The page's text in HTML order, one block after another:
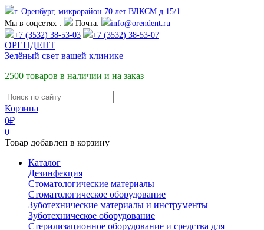
г. Оренбург, микрорайон 70 лет ВЛКСМ д.15/1
Мы в соцсетях :
Почта:
info@orendent.ru
+7 (3532) 38-53-03
+7 (3532) 38-53-07
ОРЕНДЕНТ
Зелёный свет вашей клинике
2500 товаров в наличии и на заказ
Корзина
0₽
0
Товар добавлен в корзину
Каталог
Дезинфекция
Стоматологические материалы
Стоматологическое оборудование
Зуботехнические материалы и инструменты
Зуботехническое оборудование
Стерилизационное оборудование и средства для